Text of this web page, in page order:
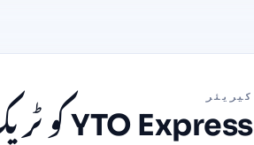
کیریئر
YTO Express کو ٹریک اور ٹریس